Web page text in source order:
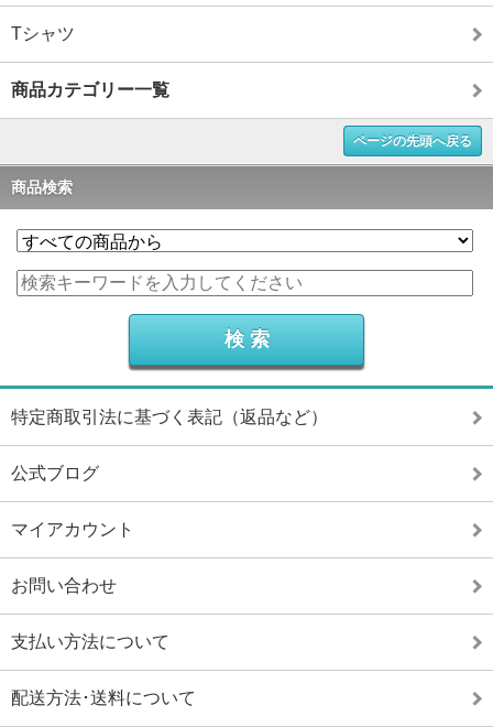
Tシャツ
商品カテゴリー一覧
ページの先頭へ戻る
商品検索
特定商取引法に基づく表記（返品など）
公式ブログ
マイアカウント
お問い合わせ
支払い方法について
配送方法･送料について